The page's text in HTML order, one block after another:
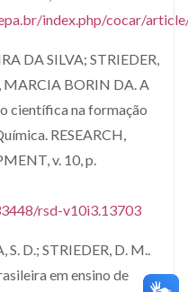
index.php/cocar/
DA SILVA; STRIEDER,
BORIN DA. A
científica na formação
RESEARCH,
v. 10, p.
rsd-v10i3.13703
S. D.; STRIEDER, D. M..
em ensino de